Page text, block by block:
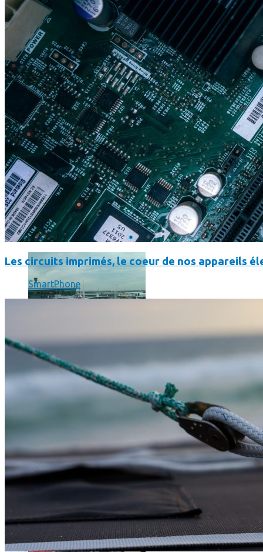
Même hors-ligne votre smartphone peut vous aider en
Comment réduire au maximum la consommation de son
Un boîtier imprimé en 3D va faire tourner Android sur votre
Les circuits imprimés, le coeur de nos appareils
SmartPhone